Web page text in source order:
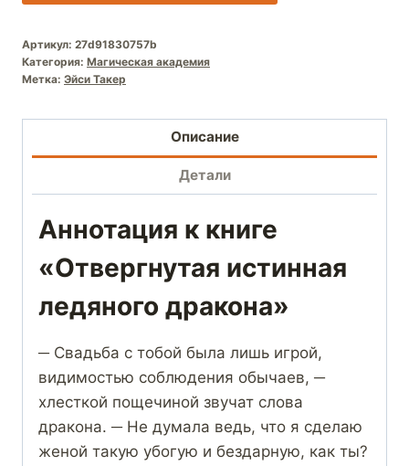
Артикул: 27d91830757b
Категория: Магическая академия
Метка: Эйси Такер
Описание
Детали
Аннотация к книге
«Отвергнутая истинная
ледяного дракона»
─ Свадьба с тобой была лишь игрой,
видимостью соблюдения обычаев, ─
хлесткой пощечиной звучат слова
дракона. ─ Не думала ведь, что я сделаю
женой такую убогую и бездарную, как ты?